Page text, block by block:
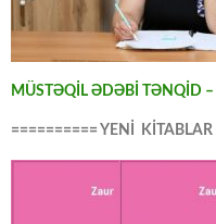
MÜSTƏQİL ƏDƏBİ TƏNQİD
========== YENİ KİTABLAR